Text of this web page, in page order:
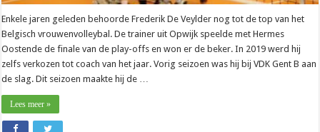
Enkele jaren geleden behoorde Frederik De Veylder nog tot de top van het
Belgisch vrouwenvolleybal. De trainer uit Opwijk speelde met Hermes
Oostende de finale van de play-offs en won er de beker. In 2019 werd hij
zelfs verkozen tot coach van het jaar. Vorig seizoen was hij bij VDK Gent B aan
de slag. Dit seizoen maakte hij de …
Lees meer »